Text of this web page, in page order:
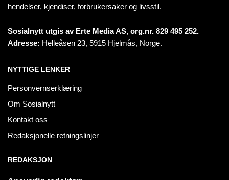
hendelser, kjendiser, forbrukersaker og livsstil.
Sosialnytt utgis av Erte Media AS, org.nr. 829 495 252.
Adresse: Helleåsen 23, 5915 Hjelmås, Norge.
NYTTIGE LENKER
Personvernserklæring
Om Sosialnytt
Kontakt oss
Redaksjonelle retningslinjer
REDAKSJON